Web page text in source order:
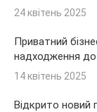
24 квітень 2025
Приватний
надходження
14 квітень 2025
Відкрито новий